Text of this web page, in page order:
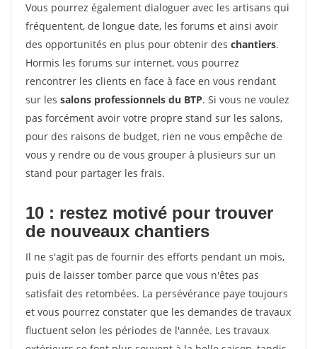
Vous pourrez également dialoguer avec les artisans qui
fréquentent, de longue date, les forums et ainsi avoir
des opportunités en plus pour obtenir des chantiers.
Hormis les forums sur internet, vous pourrez
rencontrer les clients en face à face en vous rendant
sur les salons professionnels du BTP. Si vous ne voulez
pas forcément avoir votre propre stand sur les salons,
pour des raisons de budget, rien ne vous empêche de
vous y rendre ou de vous grouper à plusieurs sur un
stand pour partager les frais.
10 : restez motivé pour trouver
de nouveaux chantiers
Il ne s'agit pas de fournir des efforts pendant un mois,
puis de laisser tomber parce que vous n'êtes pas
satisfait des retombées. La persévérance paye toujours
et vous pourrez constater que les demandes de travaux
fluctuent selon les périodes de l'année. Les travaux